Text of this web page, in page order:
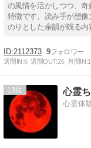
の風情を活かしつつ、
特徴です。読み手が想
のりとした余韻が残る内
2112373 9
週間IN:6 週間OUT:26 月間IN:
13 心霊
心霊体